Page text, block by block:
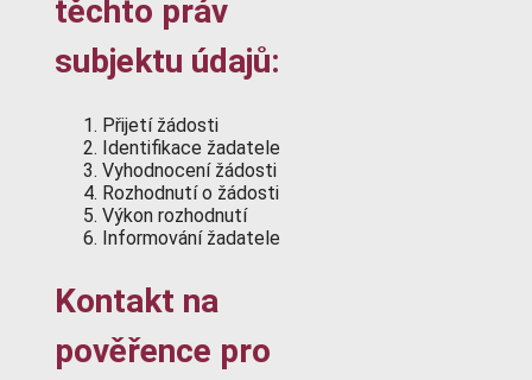
těchto práv
subjektu údajů:
Přijetí žádosti
Identifikace žadatele
Vyhodnocení žádosti
Rozhodnutí o žádosti
Výkon rozhodnutí
Informování žadatele
Kontakt na
pověřence pro